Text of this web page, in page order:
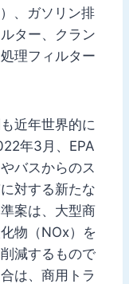
、ガソリン排
ター、クラン
理フィルター
近年世界的に
年3月、EPA
バスからのス
対する新たな
案は、大型商
物（NOx）を
減するもので
は、商用トラ